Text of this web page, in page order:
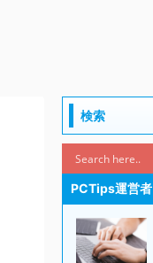
検索
PCTips運営者